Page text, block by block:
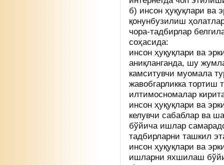
б) инсон ҳуқуқлари ва
қонунбузилиш
чора-тадбирлар
соҳасида:
инсон ҳуқуқлари ва
аниқланганда, шу
камситувчи муомала
жавобгарликка тортиш
илтимосномалар
инсон ҳуқуқлари ва
келувчи сабаблар ва
бўйича ишлар
тадбирларни ташкил
инсон ҳуқуқлари ва
ишларни яхшилаш